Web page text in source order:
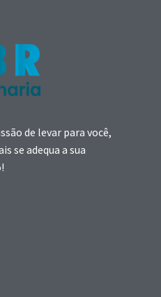
de levar para você,
se adequa a sua